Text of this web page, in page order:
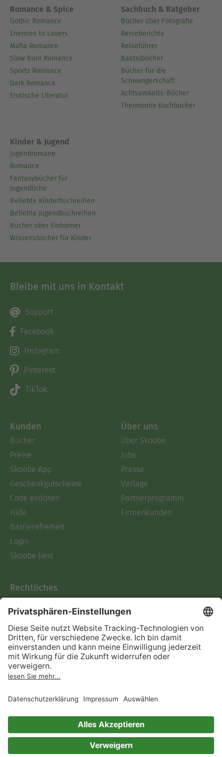
Romance & Spice
Gothic Romance
Enemies to Lovers
Mafia Romance
Slow Burn Romance
Sports Romance
Dark Romance
Erotische Literatur
Sachbuch & Ratgeber
Bücher über Fotografie
Reiseberichte
Reiseführer
Bastelbücher
Bücher für die
Schwangerschaft
Achtsamkeits-Bücher
Thermomix Kochbücher
Kinder & Jugend
Jugendromane
Romance
Fantasybücher für
Jugendliche
Beliebte Kinderbuchreihen
Beliebte Jugendbuchreihen
Bücher über Einhörner
Wissensbücher für Kinder
Bleibe mit uns in Kontakt
Support
Facebook
Instagram
Pinterest
TikTok
Kunden
Bücher
Preise
Skoobe App
Geschenkgutscheine
Code einlösen
Hilfe
Barrierefreiheit
Login
Skoobe liest
Über uns
Über Skoobe
Jobs
Presse
Verlage
Partnerprogramm
Firmenkunden
Rechtliches
AGB
Informationen nach Data
Act
Verträge hier kündigen
Impressum
Immer ein gutes Buch